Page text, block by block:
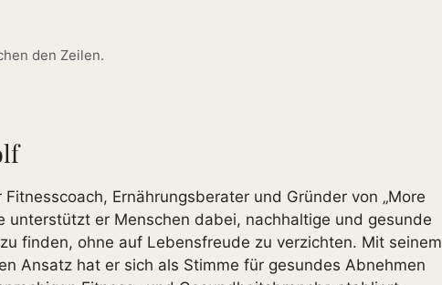
den Zeilen.
Ernährungsberater und Gründer von „More
unterstützt er Menschen dabei, nachhaltige und gesunde
finden, ohne auf Lebensfreude zu verzichten. Mit seinem
Ansatz hat er sich als Stimme für gesundes Abnehmen